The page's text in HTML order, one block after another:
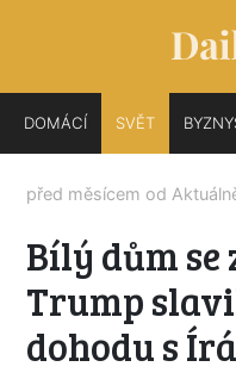
DOMÁCÍ SVĚT
před měsícem od
Bílý dům
Trump
dohodu s